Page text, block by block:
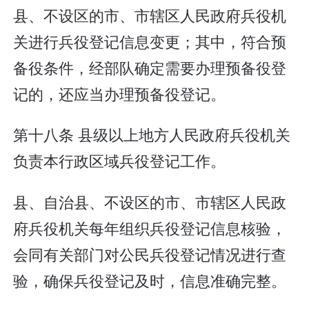
县、不设区的市、市辖区人民政府兵役机
关进行兵役登记信息变更；其中，符合预
备役条件，经部队确定需要办理预备役登
记的，还应当办理预备役登记。
第十八条 县级以上地方人民政府兵役机关
负责本行政区域兵役登记工作。
县、自治县、不设区的市、市辖区人民政
府兵役机关每年组织兵役登记信息核验，
会同有关部门对公民兵役登记情况进行查
验，确保兵役登记及时，信息准确完整。